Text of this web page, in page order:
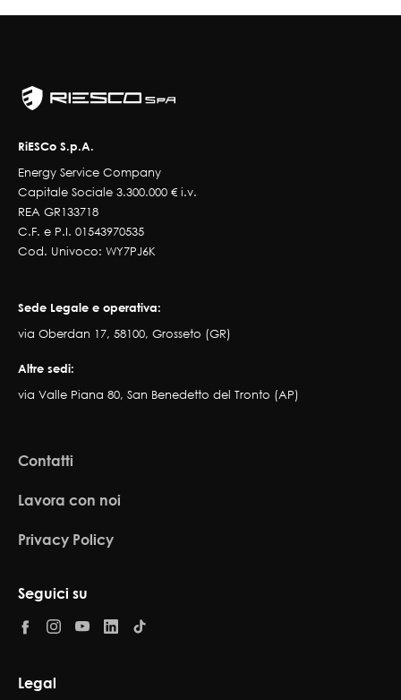
RiESCo S.p.A.
Energy Service Company
Capitale Sociale 3.300.000 € i.v.
REA GR133718
C.F. e P.I. 01543970535
Cod. Univoco: WY7PJ6K
Sede Legale e operativa:
via Oberdan 17, 58100, Grosseto (GR)
Altre sedi:
via Valle Piana 80, San Benedetto del Tronto (AP)
Contatti
Lavora con noi
Privacy Policy
Seguici su
Legal